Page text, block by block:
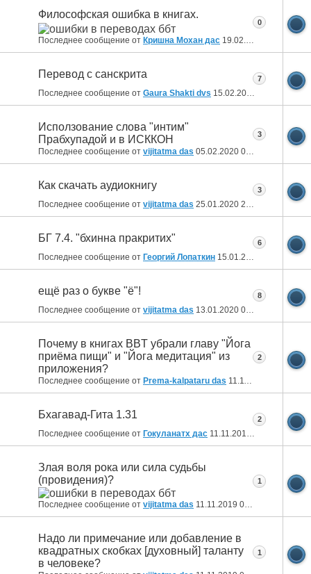
Философская ошибка в книгах.
Последнее сообщение от Кришна Мохан дас 19.02.2020
0
Перевод с санскрита
Последнее сообщение от Gaura Shakti dvs 15.02.2020
7
Исползование слова "интим"
Прабхупадой и в ИСККОН
Последнее сообщение от vijitatma das 05.02.2020 00:33
3
Как скачать аудиокнигу
Последнее сообщение от vijitatma das 25.01.2020 23:41
3
БГ 7.4. "бхинна пракритих"
Последнее сообщение от Георгий Лопаткин 15.01.2020
6
ещё раз о букве "ё"!
Последнее сообщение от vijitatma das 13.01.2020 00:32
8
Почему в книгах BBT убрали главу "Йога
приёма пищи" и "Йога медитация" из
приложения?
Последнее сообщение от Prema-kalpataru das 11.11.2019
2
Бхагавад-Гита 1.31
Последнее сообщение от Гокуланатх дас 11.11.2019 21:12
2
Злая воля рока или сила судьбы
(провидения)?
Последнее сообщение от vijitatma das 11.11.2019 01:43
1
Надо ли примечание или добавление в
квадратных скобках [духовный] таланту
в человеке?
1